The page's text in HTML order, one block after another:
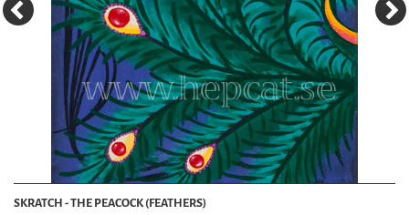
SKRATCH - THE PEACOCK (FEATHERS)